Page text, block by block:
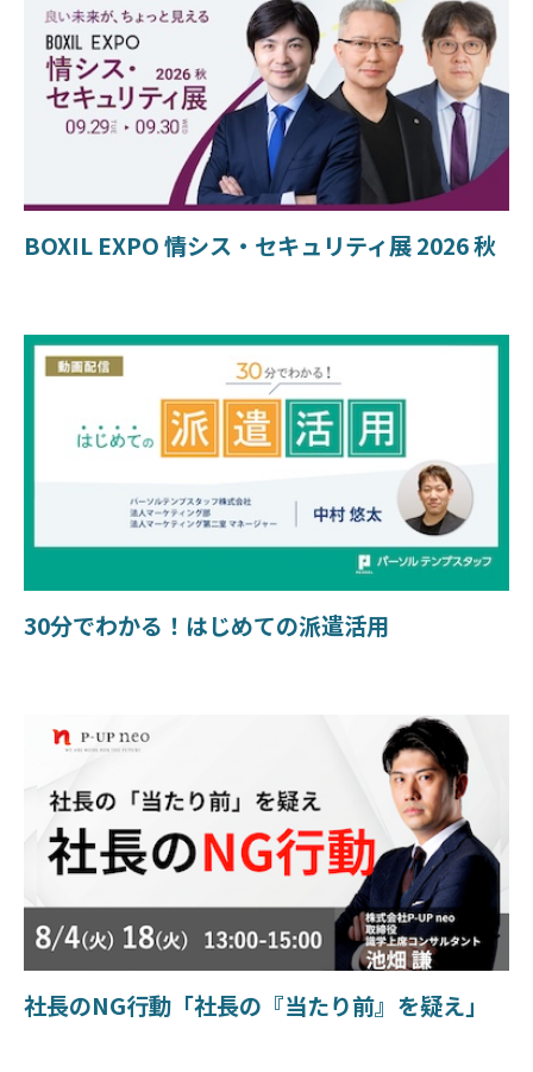
BOXIL EXPO 情シス・セキュリティ展 2026 秋
30分でわかる！はじめての派遣活用
社長のNG行動「社長の『当たり前』を疑え」